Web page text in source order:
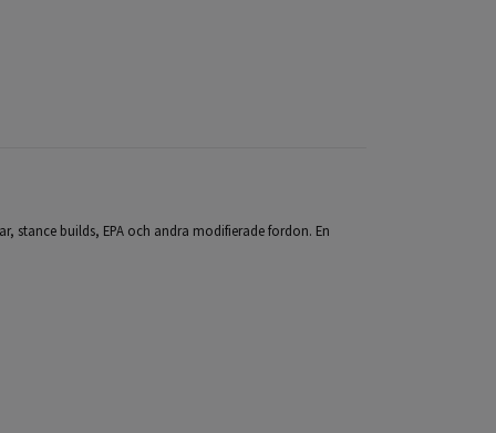
stance builds, EPA och andra modifierade fordon. En